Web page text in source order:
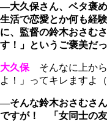
―大久保さん、ベタ褒
生活で恋愛とか何も経
に、監督の鈴木おさむ
す！」というご褒美だ
大久保 そんなに上か
よ！」ってキレますよ（
―そんな鈴木おさむさ
ですが！ 「女同士の友